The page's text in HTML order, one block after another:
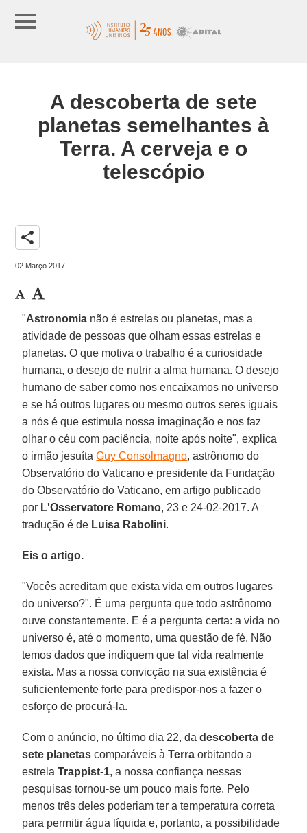
A descoberta de sete
planetas semelhantes à
Terra. A cerveja e o
telescópio
share
02 Março 2017
"Astronomia não é estrelas ou planetas, mas a
atividade de pessoas que olham essas estrelas e
planetas. O que motiva o trabalho é a curiosidade
humana, o desejo de nutrir a alma humana. O desejo
humano de saber como nos encaixamos no universo
e se há outros lugares ou mesmo outros seres iguais
a nós é que estimula nossa imaginação e nos faz
olhar o céu com paciência, noite após noite", explica
o irmão jesuítaGuy Consolmagno, astrônomo do
Observatório do Vaticano e presidente da Fundação
do Observatório do Vaticano, em artigo publicado
por L'Osservatore Romano, 23 e 24-02-2017. A
tradução é de Luisa Rabolini.
Eis o artigo.
"Vocês acreditam que exista vida em outros lugares
do universo?". É uma pergunta que todo astrônomo
ouve constantemente. E é a pergunta certa: a vida no
universo é, até o momento, uma questão de fé. Não
temos dados que indiquem que tal vida realmente
exista. Mas a nossa convicção na sua existência é
suficientemente forte para predispor-nos a fazer o
esforço de procurá-la.
Com o anúncio, no último dia 22, dadescoberta de
sete planetas comparáveis àTerra orbitando a
estrelaTrappist-1, a nossa confiança nessas
pesquisas tornou-se um pouco mais forte. Pelo
menos três deles poderiam ter a temperatura correta
para permitir água líquida e, portanto, a possibilidade